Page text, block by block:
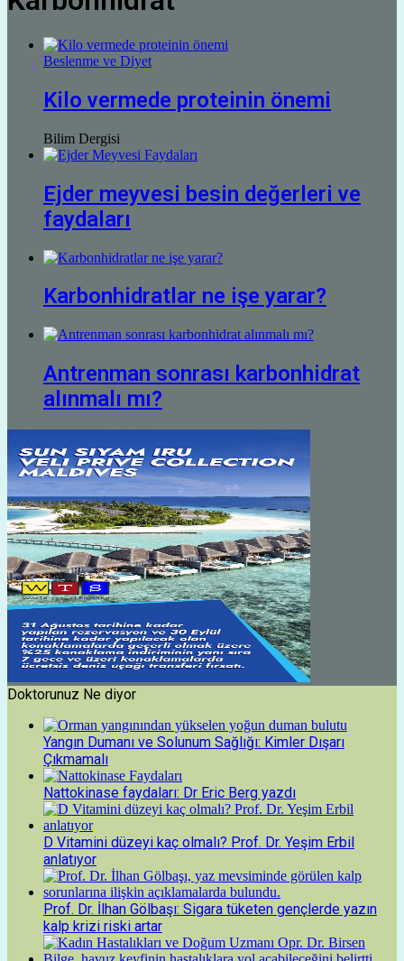
Beslenme ve Diyet
Kilo vermede proteinin önemi
Bilim Dergisi
Ejder meyvesi besin değerleri ve
faydaları
Karbonhidratlar ne işe yarar?
Antrenman sonrası karbonhidrat
alınmalı mı?
Doktorunuz Ne diyor
Yangın Dumanı ve Solunum Sağlığı: Kimler Dışarı
Çıkmamalı
Nattokinase faydaları: Dr Eric Berg yazdı
D Vitamini düzeyi kaç olmalı? Prof. Dr. Yeşim Erbil
anlatıyor
Prof. Dr. İlhan Gölbaşı: Sigara tüketen gençlerde yazın
kalp krizi riski artar